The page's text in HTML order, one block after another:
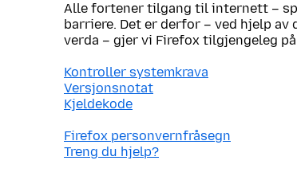
Alle fortener tilgang til internett –
barriere. Det er derfor – ved hjelp
verda – gjer vi Firefox tilgjengeleg
Kontroller systemkrava
Versjonsnotat
Kjeldekode
Firefox personvernfråsegn
Treng du hjelp?